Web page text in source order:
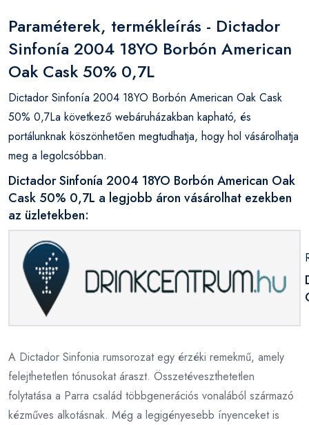
Paraméterek, termékleírás - Dictador
Sinfonía 2004 18YO Borbón American
Oak Cask 50% 0,7L
Dictador Sinfonía 2004 18YO Borbón American Oak Cask
50% 0,7La következő webáruházakban kapható, és
portálunknak köszönhetően megtudhatja, hogy hol vásárolhatja
meg a legolcsóbban.
Dictador Sinfonía 2004 18YO Borbón American Oak
Cask 50% 0,7L a legjobb áron vásárolhat ezekben
az üzletekben:
A Dictador Sinfonia rumsorozat egy érzéki remekmű, amely
felejthetetlen tónusokat áraszt. Összetéveszthetetlen
folytatása a Parra család többgenerációs vonalából származó
kézműves alkotásnak. Még a legigényesebb ínyenceket is